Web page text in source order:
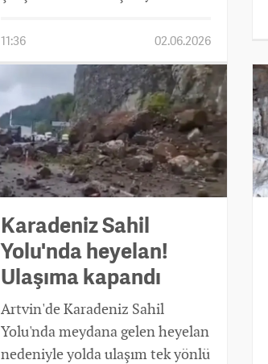
11:36 02.06.2026
Karadeniz Sahil
Yolu'nda heyelan!
Ulaşıma kapandı
Artvin'de Karadeniz Sahil
Yolu'nda meydana gelen heyelan
nedeniyle yolda ulaşım tek yönlü